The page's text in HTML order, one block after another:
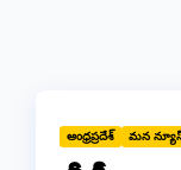
ఆంధ్రప్రదేశ్ మన న్యూస్